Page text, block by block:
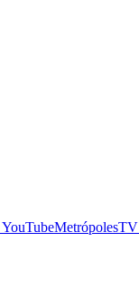
YouTubeMetrópolesTV